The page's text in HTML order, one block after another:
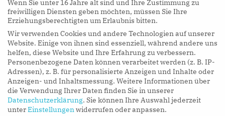
hy Podcasts
LISTEN NOW
Wenn Sie unter 16 Jahre alt sind und Ihre Zustimmung zu
freiwilligen Diensten geben möchten, müssen Sie Ihre
Erziehungsberechtigten um Erlaubnis bitten.
Wir verwenden Cookies und andere Technologien auf unserer
Website. Einige von ihnen sind essenziell, während andere uns
helfen, diese Website und Ihre Erfahrung zu verbessern.
Personenbezogene Daten können verarbeitet werden (z. B. IP-
Adressen), z. B. für personalisierte Anzeigen und Inhalte oder
Anzeigen- und Inhaltsmessung. Weitere Informationen über
die Verwendung Ihrer Daten finden Sie in unserer
Datenschutzerklärung. Sie können Ihre Auswahl jederzeit
unterEinstellungenwiderrufen oder anpassen.